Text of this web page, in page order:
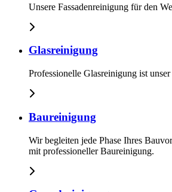
Unsere Fassadenreinigung für den
Glasreinigung
Professionelle Glasreinigung ist
Baureinigung
Wir begleiten jede Phase Ihres
mit professioneller Baureinigung.